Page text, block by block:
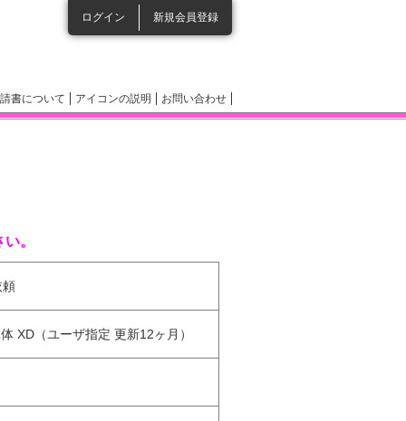
ログイン 新規会員登録
書について アイコンの説明 お問い合わせ
。
頼
XD（ユーザ指定 更新12ヶ月）